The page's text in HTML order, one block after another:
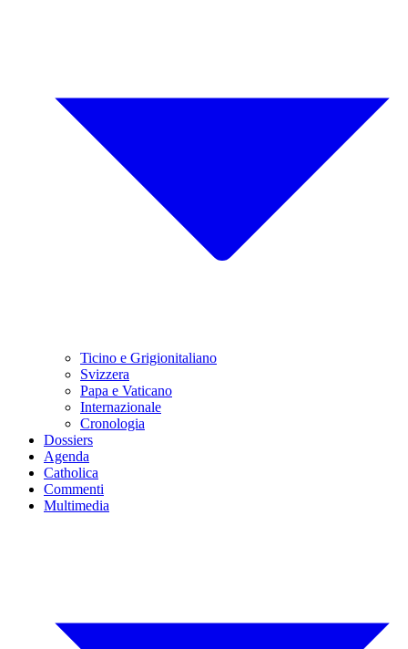
Ticino e Grigionitaliano
Svizzera
Papa e Vaticano
Internazionale
Cronologia
Dossiers
Agenda
Catholica
Commenti
Multimedia